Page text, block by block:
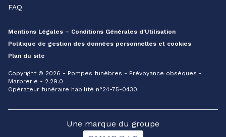
FAQ
Mentions Légales – Conditions Générales d’Utilisation
Politique de gestion des données personnelles et cookies
Plan du site
Copyright © 2026 - Pompes funèbres - Prévoyance obsèques -
Marbrerie - 2.29.0
Opérateur funéraire habilité n°24-75-0430
Une marque du groupe